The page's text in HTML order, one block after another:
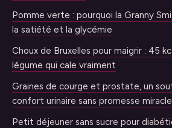
Pomme verte : pourquoi la Granny
la satiété et la glycémie
Choux de Bruxelles pour maigrir : 45
légume qui cale vraiment
Graines de courge et prostate, un
confort urinaire sans promesse miracle
Petit déjeuner sans sucre pour